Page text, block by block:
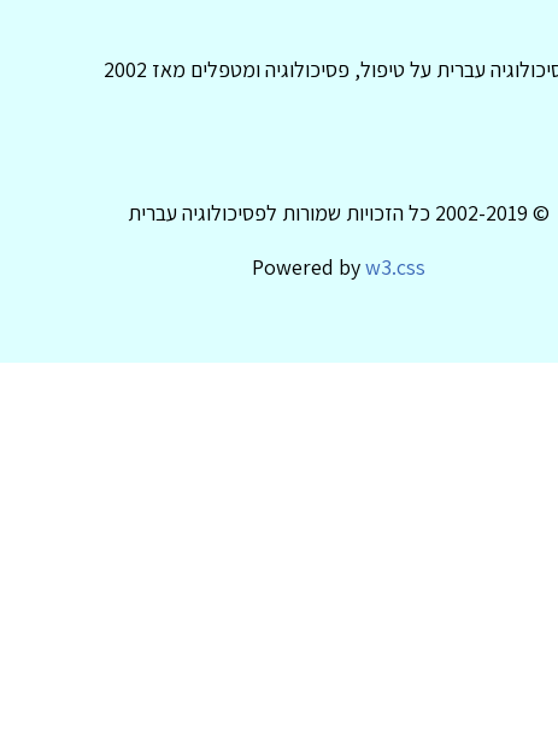
עברית על טיפול, פסיכולוגיה ומטפלים מאז 2002
© 2002-2019 כל הזכויות שמורות לפסיכולוגיה עברית
Powered byw3.css